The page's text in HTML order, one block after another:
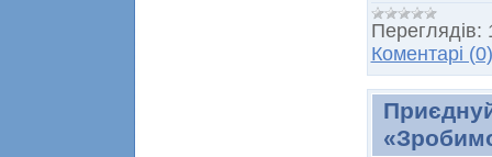
Переглядів:
Коментарі (0)